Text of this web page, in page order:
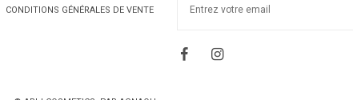
CONDITIONS GÉNÉRALES DE VENTE